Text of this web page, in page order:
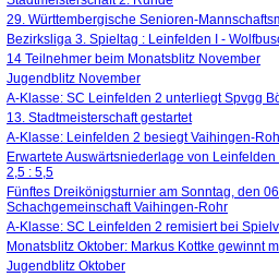
29. Württembergische Senioren-
Bezirksliga 3. Spieltag : Leinfelden I -
14 Teilnehmer beim Monatsblitz November
Jugendblitz November
A-Klasse: SC Leinfelden 2 unterliegt Spvgg
13. Stadtmeisterschaft gestartet
A-Klasse: Leinfelden 2 besiegt Vaihingen-
Erwartete Auswärtsniederlage von
2,5 : 5,5
Fünftes Dreikönigsturnier am Sonntag, den
Schachgemeinschaft Vaihingen-Rohr
A-Klasse: SC Leinfelden 2 remisiert bei
Monatsblitz Oktober: Markus Kottke gewinnt
Jugendblitz Oktober